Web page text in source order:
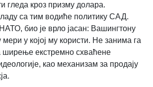
гледа кроз призму долара.
са тим водиће политику САД.
био је врло јасан: Вашингтону
у којој му користи. Не занима га
ширење екстремно схваћене
као механизам за продају